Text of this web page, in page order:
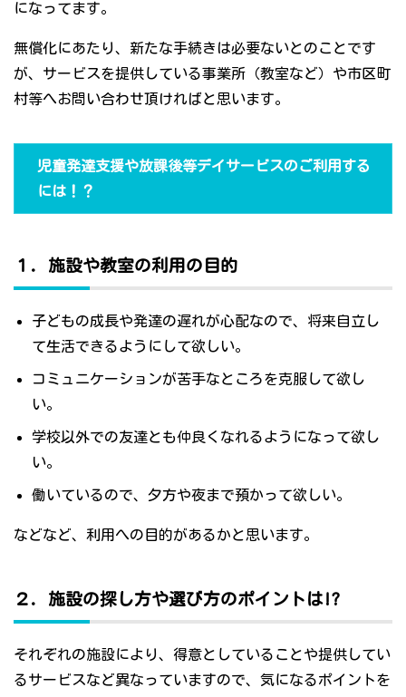
になってます。
無償化にあたり、新たな手続きは必要ないとのことです
が、サービスを提供している事業所（教室など）や市区町
村等へお問い合わせ頂ければと思います。
児童発達支援や放課後等デイサービスのご利用する
には！？
１．施設や教室の利用の目的
子どもの成長や発達の遅れが心配なので、将来自立し
て生活できるようにして欲しい。
コミュニケーションが苦手なところを克服して欲し
い。
学校以外での友達とも仲良くなれるようになって欲し
い。
働いているので、夕方や夜まで預かって欲しい。
などなど、利用への目的があるかと思います。
２．施設の探し方や選び方のポイントは!?
それぞれの施設により、得意としていることや提供してい
るサービスなど異なっていますので、気になるポイントを